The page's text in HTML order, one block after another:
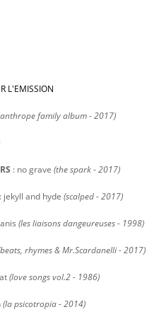
L'EMISSION
family album - 2017)
: no grave (the spark - 2017)
: jekyll and hyde (scalped - 2017)
(les liaisons dangeureuses - 1998)
rhymes & Mr.Scardanelli - 2017)
(love songs vol.2 - 1986)
(la psicotropia - 2014)